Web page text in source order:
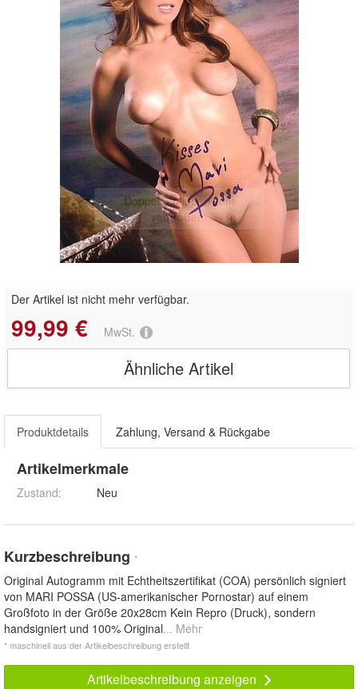
Doppelt antippen zum
vergrößern
Der Artikel ist nicht mehr verfügbar.
99,99 € MwSt.
Ähnliche Artikel
Produktdetails Zahlung, Versand & Rückgabe
Artikelmerkmale
Zustand: Neu
Kurzbeschreibung *
Original Autogramm mit Echtheitszertifikat (COA) persönlich signiert
von MARI POSSA (US-amerikanischer Pornostar) auf einem
Großfoto in der Größe 20x28cm Kein Repro (Druck), sondern
handsigniert und 100% Original... Mehr
* maschinell aus der Artikelbeschreibung erstellt
Artikelbeschreibung anzeigen